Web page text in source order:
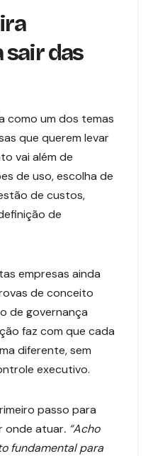
sair das
como um dos temas
que querem levar
vai além de
de uso, escolha de
de custos,
de
empresas ainda
de conceito
de governança
faz com que cada
diferente, sem
executivo.
passo para
onde atuar. “Acho
fundamental para